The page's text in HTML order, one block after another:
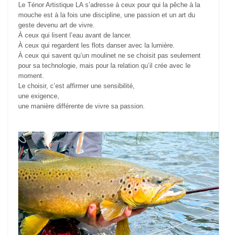
Le Ténor Artistique LA s’adresse à ceux pour qui la pêche à la
mouche est à la fois une discipline, une passion et un art du
geste devenu art de vivre.
À ceux qui lisent l’eau avant de lancer.
À ceux qui regardent les flots danser avec la lumière.
À ceux qui savent qu’un moulinet ne se choisit pas seulement
pour sa technologie, mais pour la relation qu’il crée avec le
moment.
Le choisir, c’est affirmer une sensibilité,
une exigence,
une manière différente de vivre sa passion.